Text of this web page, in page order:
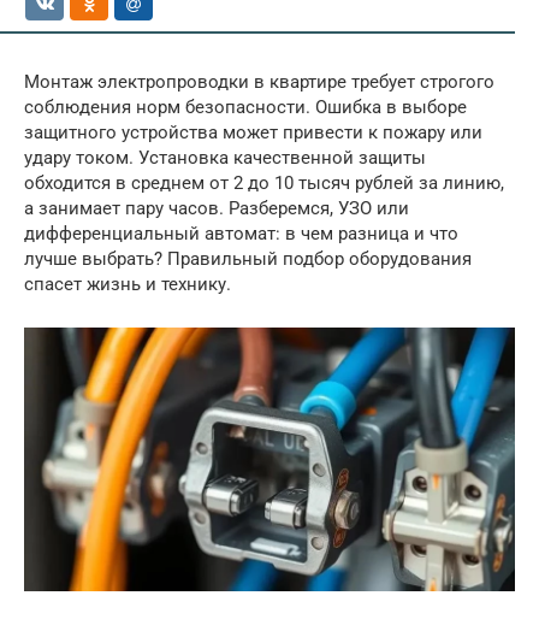
Монтаж электропроводки в квартире требует строгого
соблюдения норм безопасности. Ошибка в выборе
защитного устройства может привести к пожару или
удару током. Установка качественной защиты
обходится в среднем от 2 до 10 тысяч рублей за линию,
а занимает пару часов. Разберемся, УЗО или
дифференциальный автомат: в чем разница и что
лучше выбрать? Правильный подбор оборудования
спасет жизнь и технику.